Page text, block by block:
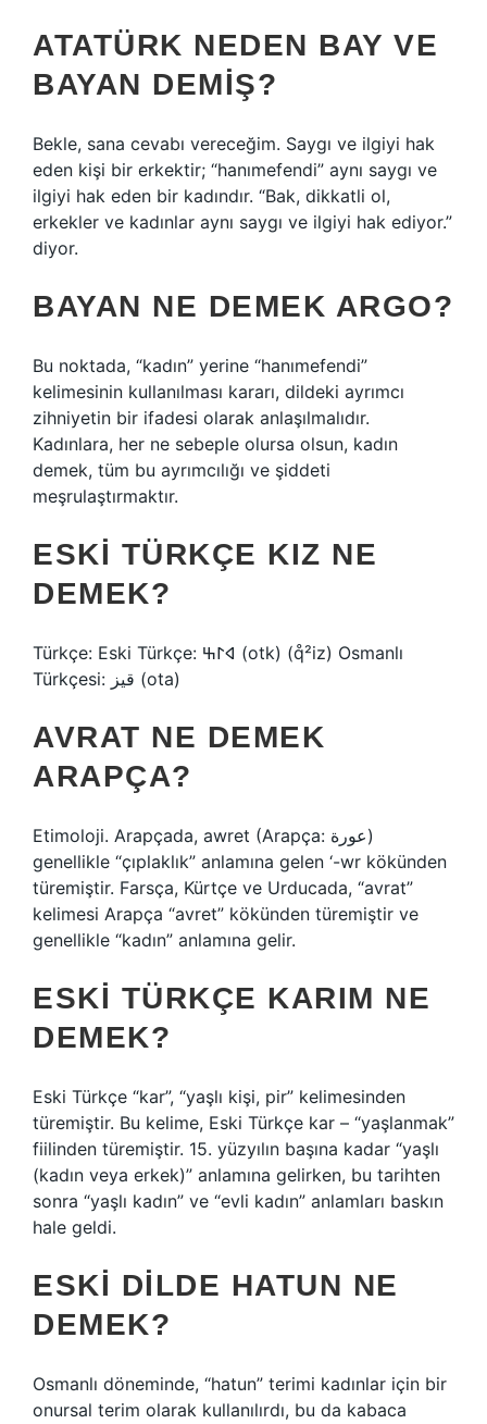
ATATÜRK NEDEN BAY VE
BAYAN DEMIŞ?
Bekle, sana cevabı vereceğim. Saygı ve ilgiyi hak
eden kişi bir erkektir; “hanımefendi” aynı saygı ve
ilgiyi hak eden bir kadındır. “Bak, dikkatli ol,
erkekler ve kadınlar aynı saygı ve ilgiyi hak ediyor.”
diyor.
BAYAN NE DEMEK ARGO?
Bu noktada, “kadın” yerine “hanımefendi”
kelimesinin kullanılması kararı, dildeki ayrımcı
zihniyetin bir ifadesi olarak anlaşılmalıdır.
Kadınlara, her ne sebeple olursa olsun, kadın
demek, tüm bu ayrımcılığı ve şiddeti
meşrulaştırmaktır.
ESKI TÜRKÇE KIZ NE
DEMEK?
Türkçe: Eski Türkçe: 𐰶𐰃𐰕‎ (otk) (q̊²iz) Osmanlı
Türkçesi: قیز‎ (ota)
AVRAT NE DEMEK
ARAPÇA?
Etimoloji. Arapçada, awret (Arapça: عورة)
genellikle “çıplaklık” anlamına gelen ‘-wr kökünden
türemiştir. Farsça, Kürtçe ve Urducada, “avrat”
kelimesi Arapça “avret” kökünden türemiştir ve
genellikle “kadın” anlamına gelir.
ESKI TÜRKÇE KARIM NE
DEMEK?
Eski Türkçe “kar”, “yaşlı kişi, pir” kelimesinden
türemiştir. Bu kelime, Eski Türkçe kar – “yaşlanmak”
fiilinden türemiştir. 15. yüzyılın başına kadar “yaşlı
(kadın veya erkek)” anlamına gelirken, bu tarihten
sonra “yaşlı kadın” ve “evli kadın” anlamları baskın
hale geldi.
ESKI DILDE HATUN NE
DEMEK?
Osmanlı döneminde, “hatun” terimi kadınlar için bir
onursal terim olarak kullanılırdı, bu da kabaca